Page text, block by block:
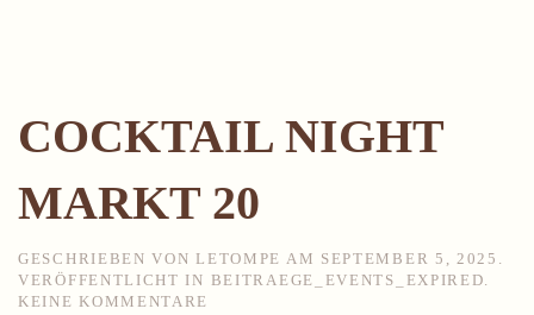
COCKTAIL NIGHT
MARKT 20
GESCHRIEBEN VONLETOMPE AM SEPTEMBER 5, 2025 .
VERÖFFENTLICHT IN BEITRAEGE_EVENTS_EXPIRED.
KEINE KOMMENTARE